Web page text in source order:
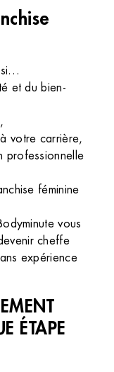
si…
et du bien-
votre carrière,
professionnelle
féminine
vous
cheffe
expérience
ÉTAPE